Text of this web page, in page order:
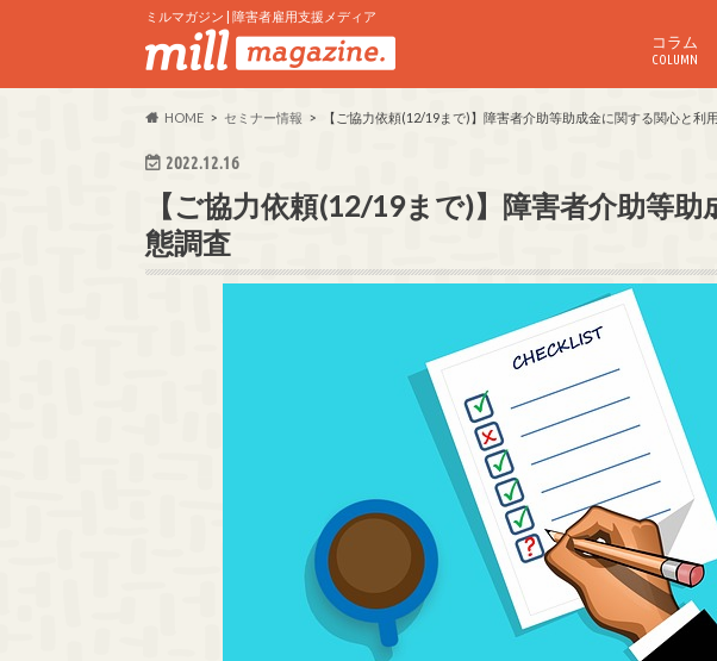
ミルマガジン | 障害者雇用支援メディア
コラム
COLUMN
HOME セミナー情報 【ご協力依頼(12/19まで)】障害者介助等助成金に関する関心と利
2022.12.16
【ご協力依頼(12/19まで)】障害者介助等
態調査